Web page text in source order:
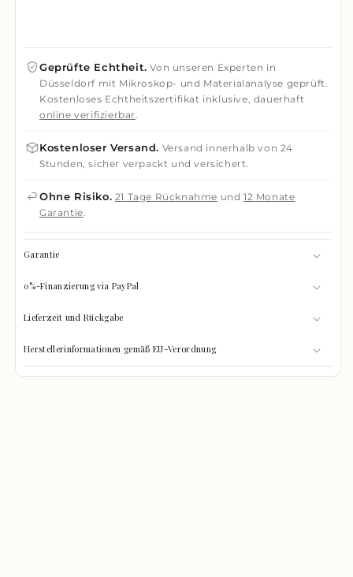
Geprüfte Echtheit. Von unseren Experten in
Düsseldorf mit Mikroskop- und Materialanalyse geprüft.
Kostenloses Echtheitszertifikat inklusive, dauerhaft
online verifizierbar
Kostenloser Versand. Versand innerhalb von 24
Stunden, sicher verpackt und versichert.
Ohne Risiko. 21 Tage Rücknahme und12 Monate
Garantie
Garantie
0%-Finanzierung via PayPal
Lieferzeit und Rückgabe
Herstellerinformationen gemäß EU-Verordnung